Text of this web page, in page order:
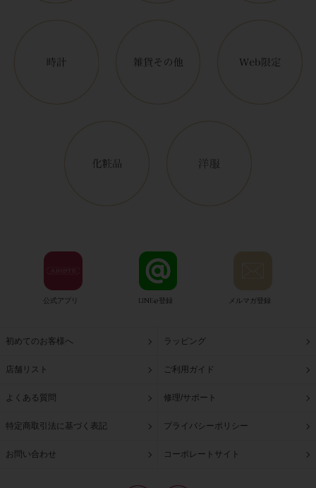
公式アプリ LINE@登録 メルマガ登録
初めてのお客様へ ラッピング
店舗リスト ご利用ガイド
よくある質問 修理/サポート
特定商取引法に基づく表記 プライバシーポリシー
お問い合わせ コーポレートサイト